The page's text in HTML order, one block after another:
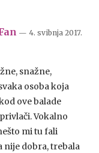
— 4. svibnja 2017.
snažne,
osoba koja
ove balade
Vokalno
mi tu fali
nije dobra, trebala